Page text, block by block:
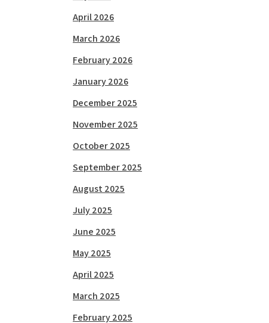
April 2026
March 2026
February 2026
January 2026
December 2025
November 2025
October 2025
September 2025
August 2025
July 2025
June 2025
May 2025
April 2025
March 2025
February 2025